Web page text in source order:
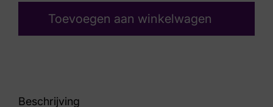
Toevoegen aan winkelwagen
Beschrijving